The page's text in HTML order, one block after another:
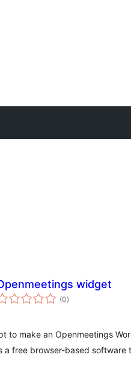
widget
(0कुल
दर)
to make an Openmeetings
a free browser-based